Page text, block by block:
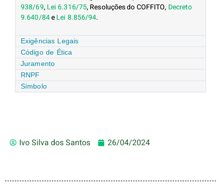
938/69,Lei 6.316/75, Resoluções do COFFITO, Decreto
9.640/84eLei 8.856/94.
Exigências Legais
Código de Ética
Juramento
RNPF
Símbolo
Ivo Silva dos Santos 26/04/2024